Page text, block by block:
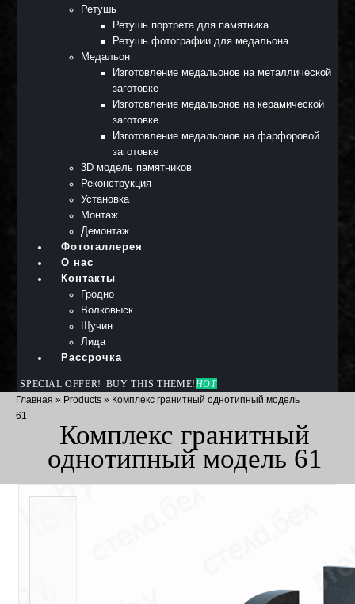
Ретушь
Ретушь портрета для памятника
Ретушь фотографии для медальона
Медальон
Изготовление медальонов на металлической
заготовке
Изготовление медальонов на керамической
заготовке
Изготовление медальонов на фарфоровой
заготовке
3D модель памятников
Реконструкция
Установка
Монтаж
Демонтаж
Фотогаллерея
О нас
Контакты
Гродно
Волковыск
Щучин
Лида
Рассрочка
SPECIAL OFFER! BUY THIS THEME!HOT
Главная » Products » Комплекс гранитный однотипный модель
61
Комплекс гранитный
однотипный модель 61